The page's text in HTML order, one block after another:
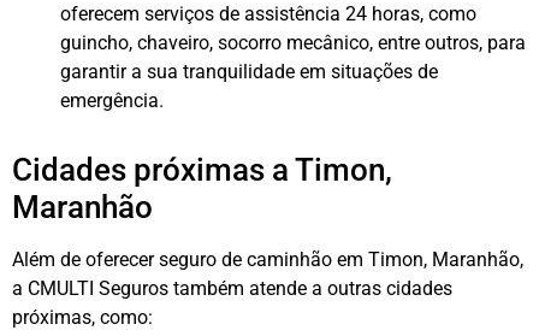
oferecem serviços de assistência 24 horas, como
guincho, chaveiro, socorro mecânico, entre outros, para
garantir a sua tranquilidade em situações de
emergência.
Cidades próximas a Timon,
Maranhão
Além de oferecer seguro de caminhão em Timon, Maranhão,
a CMULTI Seguros também atende a outras cidades
próximas, como: